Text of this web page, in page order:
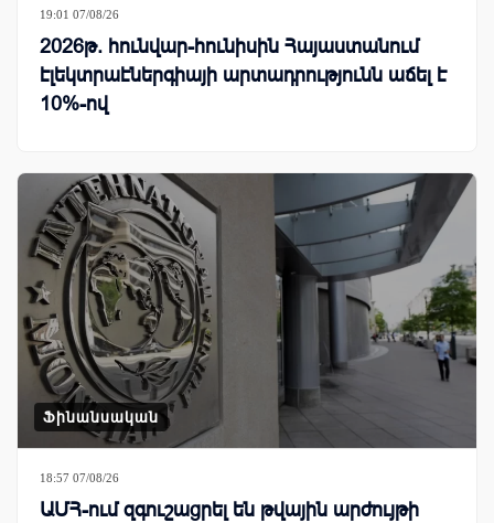
19:01 07/08/26
2026թ. հունվար-հունիսին Հայաստանում
էլեկտրաէներգիայի արտադրությունն աճել է
10%-ով
Ֆինանսական
18:57 07/08/26
ԱՄՀ-ում զգուշացրել են թվային արժույթի